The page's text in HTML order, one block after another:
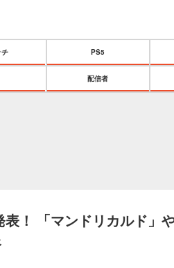
チ PS5
配信者
！ 「マンドリカルド」